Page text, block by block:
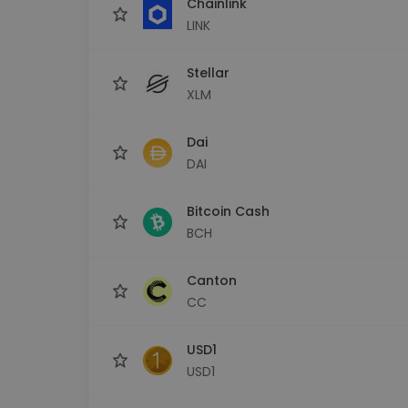
LINK
Stellar
XLM
Dai
DAI
Bitcoin Cash
BCH
Canton
CC
USD1
USD1